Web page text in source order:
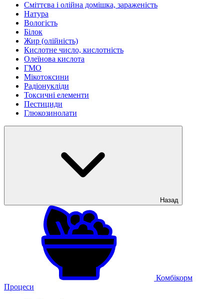
Сміттєва і олійна домішка, зараженість
Натура
Вологість
Білок
Жир (олійність)
Кислотне число, кислотність
Олеїнова кислота
ГМО
Мікотоксини
Радіонукліди
Токсичні елементи
Пестициди
Глюкозинолати
Назад
Комбікорм
Процеси